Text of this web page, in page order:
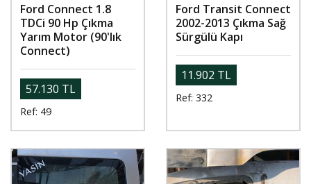
Ford Connect 1.8
TDCi 90 Hp Çıkma
Yarım Motor (90'lık
Connect)
57.130 TL
Ref: 49
Ford Transit Connect
2002-2013 Çıkma Sağ
Sürgülü Kapı
11.902 TL
Ref: 332